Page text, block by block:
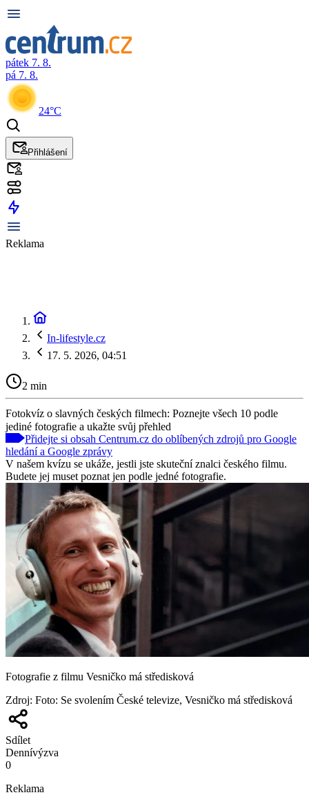
pátek 7. 8.
pá 7. 8.
24°C
Přihlášení
Reklama
In-lifestyle.cz
17. 5. 2026, 04:51
2 min
Fotokvíz o slavných českých filmech: Poznejte všech 10 podle
jediné fotografie a ukažte svůj přehled
Přidejte si obsah Centrum.cz do oblíbených zdrojů pro Google
hledání a Google zprávy
V našem kvízu se ukáže, jestli jste skuteční znalci českého filmu.
Budete jej muset poznat jen podle jedné fotografie.
Fotografie z filmu Vesničko má středisková
Zdroj: Foto: Se svolením České televize, Vesničko má středisková
Sdílet
Dennívýzva
0
Reklama